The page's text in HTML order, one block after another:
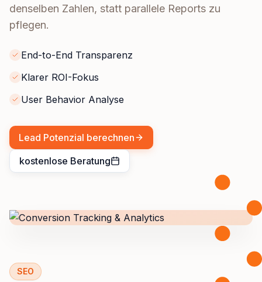
denselben Zahlen, statt parallele Reports zu
pflegen.
End-to-End Transparenz
Klarer ROI-Fokus
User Behavior Analyse
Lead Potenzial berechnen
kostenlose Beratung
SEO